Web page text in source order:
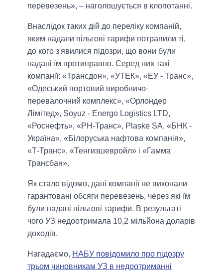
перевезень», – наголошується в клопотанні.
Внаслідок таких дій до переліку компаній,
яким надали пільгові тарифи потрапили ті,
до кого з'явилися підозри, що вони були
надані їм протиправно. Серед них такі
компанії: «Трансдон», «УТЕК», «ЕУ - Транс»,
«Одеський портовий виробничо-
перевалочний комплекс», «Орлондер
Лімітед», Soyuz - Energo Logistics LTD,
«Роснефть», «РН-Транс», Plaske SA, «БНК -
Україна», «Білоруська нафтова компанія»,
«Т-Транс», «Тенгизшевройл» і «Гамма
Трансбан».
Як стало відомо, дані компанії не виконали
гарантовані обсяги перевезень, через які їм
були надані пільгові тарифи. В результаті
чого УЗ недоотримала 10,2 мільйона доларів
доходів.
Нагадаємо, НАБУ повідомило про підозру
трьом чиновникам УЗ в недоотриманні